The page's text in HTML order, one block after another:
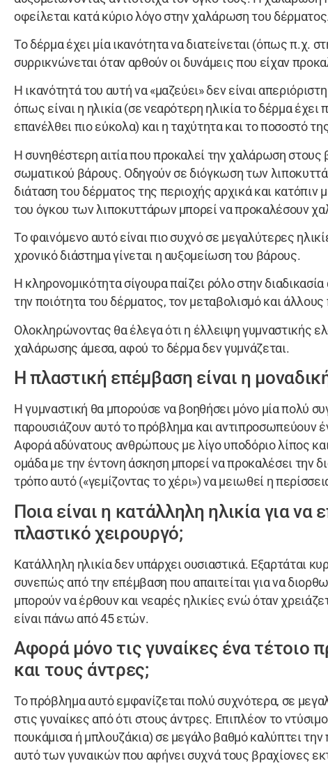
οφείλεται κατά κύριο λόγο στην χαλάρωση του δέρματος.
Το δέρμα έχει μία ικανότητα να διατείνεται (όπως π.χ.
συρρικνώνεται όταν αρθούν οι δυνάμεις που είχαν
Η ικανότητά του αυτή να «μαζεύει» δεν είναι
όπως είναι η ηλικία (σε νεαρότερη ηλικία το δέρμα
επανέλθει πιο εύκολα) και η ταχύτητα και το ποσοστό
Η συνηθέστερη αιτία που προκαλεί την χαλάρωση στους
σωματικού βάρους. Οδηγούν σε διόγκωση των
διάταση του δέρματος της περιοχής αρχικά και
του όγκου των λιποκυττάρων μπορεί να προκαλέσουν
Το φαινόμενο αυτό είναι πιο συχνό σε μεγαλύτερες
χρονικό διάστημα γίνεται η αυξομείωση του βάρους.
Η κληρονομικότητα σίγουρα παίζει ρόλο στην
την ποιότητα του δέρματος, τον μεταβολισμό και
Ολοκληρώνοντας θα έλεγα ότι η έλλειψη γυμναστικής
χαλάρωσης άμεσα, αφού το δέρμα δεν γυμνάζεται.
Η πλαστική επέμβαση είναι η
Η γυμναστική θα μπορούσε να βοηθήσει μόνο μία πολύ
παρουσιάζουν αυτό το πρόβλημα και αντιπροσωπεύουν
Αφορά αδύνατους ανθρώπους με λίγο υποδόριο λίπος
ομάδα με την έντονη άσκηση μπορεί να προκαλέσει την
τρόπο αυτό («γεμίζοντας το χέρι») να μειωθεί η
Ποια είναι η κατάλληλη ηλικία για να
πλαστικό χειρουργό;
Κατάλληλη ηλικία δεν υπάρχει ουσιαστικά. Εξαρτάται
συνεπώς από την επέμβαση που απαιτείται για να
μπορούν να έρθουν και νεαρές ηλικίες ενώ όταν
είναι πάνω από 45 ετών.
Αφορά μόνο τις γυναίκες ένα τέτοιο
και τους άντρες;
Το πρόβλημα αυτό εμφανίζεται πολύ συχνότερα, σε
στις γυναίκες από ότι στους άντρες. Επιπλέον το
πουκάμισα ή μπλουζάκια) σε μεγάλο βαθμό καλύπτει
αυτό των γυναικών που αφήνει συχνά τους βραχίονες